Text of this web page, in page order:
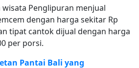
wisata Penglipuran menjual
dengan harga sekitar Rp
tipat cantok dijual dengan harga
per porsi.
Pantai Bali yang